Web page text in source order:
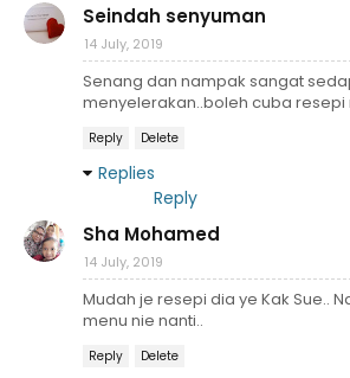
Seindah senyuman
14 July, 2019
Senang dan nampak sangat
menyelerakan..boleh cuba resepi
Reply Delete
Replies
Reply
Sha Mohamed
14 July, 2019
Mudah je resepi dia ye Kak Sue..
menu nie nanti..
Reply Delete